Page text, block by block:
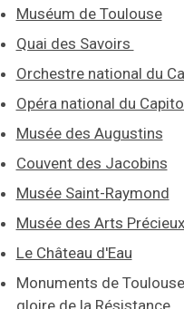
Muséum de Toulouse
Quai des Savoirs
Orchestre national du
Opéra national du
Musée des Augustins
Couvent des Jacobins
Musée Saint-Raymond
Musée des Arts
Le Château d'Eau
Monuments de
gloire de la Résistance